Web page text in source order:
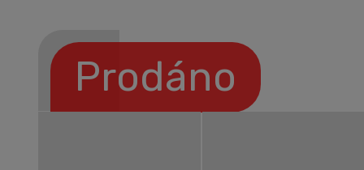
Prodáno